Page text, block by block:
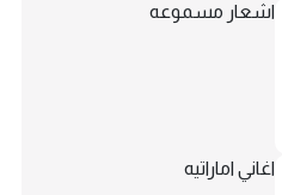
اشعار مسموعه
اغاني اماراتيه